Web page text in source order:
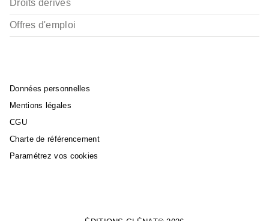
Droits dérivés
Offres d'emploi
Données personnelles
Mentions légales
CGU
Charte de référencement
Paramétrez vos cookies